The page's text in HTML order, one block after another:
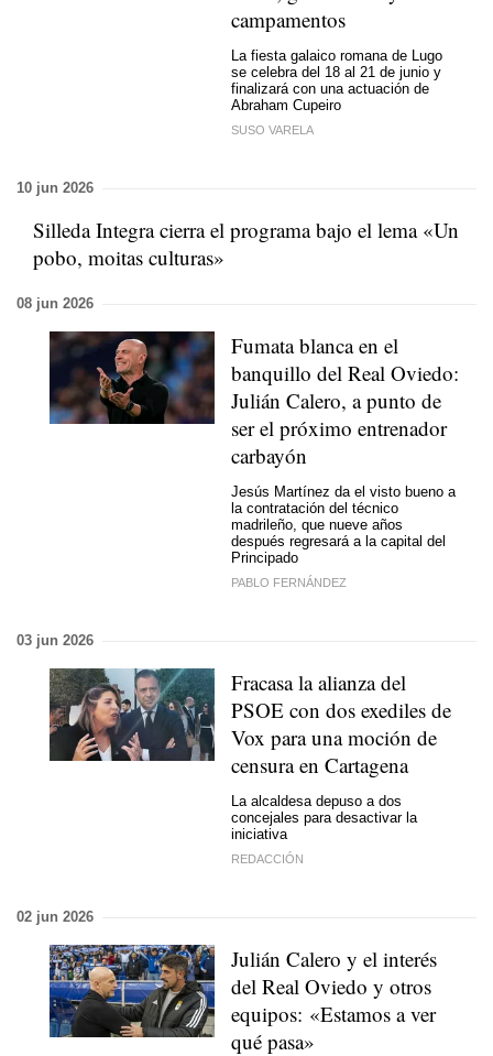
campamentos
La fiesta galaico romana de Lugo
se celebra del 18 al 21 de junio y
finalizará con una actuación de
Abraham Cupeiro
SUSO VARELA
10 jun 2026
Silleda Integra cierra el programa bajo el lema «Un
pobo, moitas culturas»
08 jun 2026
Fumata blanca en el
banquillo del Real Oviedo:
Julián Calero, a punto de
ser el próximo entrenador
carbayón
Jesús Martínez da el visto bueno a
la contratación del técnico
madrileño, que nueve años
después regresará a la capital del
Principado
PABLO FERNÁNDEZ
03 jun 2026
Fracasa la alianza del
PSOE con dos exediles de
Vox para una moción de
censura en Cartagena
La alcaldesa depuso a dos
concejales para desactivar la
iniciativa
REDACCIÓN
02 jun 2026
Julián Calero y el interés
del Real Oviedo y otros
equipos: «Estamos a ver
qué pasa»